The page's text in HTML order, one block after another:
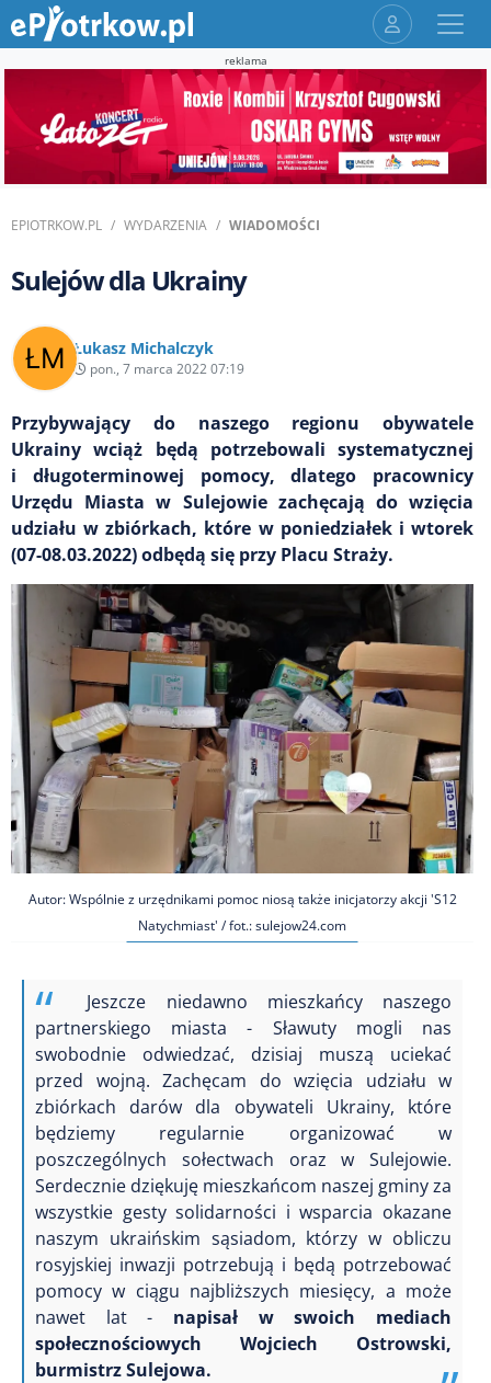
reklama
EPIOTRKOW.PL WYDARZENIA WIADOMOŚCI
Sulejów dla Ukrainy
Łukasz Michalczyk
pon., 7 marca 2022 07:19
Przybywający do naszego regionu obywatele
Ukrainy wciąż będą potrzebowali systematycznej
i długoterminowej pomocy, dlatego pracownicy
Urzędu Miasta w Sulejowie zachęcają do wzięcia
udziału w zbiórkach, które w poniedziałek i wtorek
(07-08.03.2022) odbędą się przy Placu Straży.
Autor: Wspólnie z urzędnikami pomoc niosą także inicjatorzy akcji 'S12
Natychmiast' / fot.: sulejow24.com
Jeszcze niedawno mieszkańcy naszego
partnerskiego miasta - Sławuty mogli nas
swobodnie odwiedzać, dzisiaj muszą uciekać
przed wojną. Zachęcam do wzięcia udziału w
zbiórkach darów dla obywateli Ukrainy, które
będziemy regularnie organizować w
poszczególnych sołectwach oraz w Sulejowie.
Serdecznie dziękuję mieszkańcom naszej gminy za
wszystkie gesty solidarności i wsparcia okazane
naszym ukraińskim sąsiadom, którzy w obliczu
rosyjskiej inwazji potrzebują i będą potrzebować
pomocy w ciągu najbliższych miesięcy, a może
nawet lat - napisał w swoich mediach
społecznościowych Wojciech Ostrowski,
burmistrz Sulejowa.